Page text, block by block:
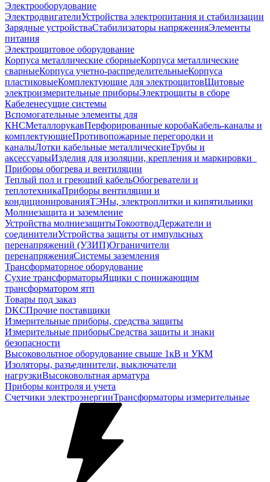
Электрооборудование
ЭлектродвигателиУстройства электропитания и стабилизации
Зарядные устройстваСтабилизаторы напряженияЭлементы
питания
Электрощитовое оборудование
Корпуса металлические сборныеКорпуса металлические
сварныеКорпуса учетно-распределительныеКорпуса
пластиковыеКомплектующие для электрощитовЩитовые
электроизмерительные приборыЭлектрощиты в сборе
Кабеленесущие системы
Вспомогательные элементы для
КНСМеталлорукавПерфорированные коробаКабель-каналы и
комплектующиеПротивопожарные перегородки и
каналыЛотки кабельные металлическиеТрубы и
аксессуарыИзделия для изоляции, крепления и маркировки
Приборы обогрева и вентиляции
Теплый пол и греющий кабельОбогреватели и
теплотехникаПриборы вентиляции и
кондиционированияТЭНы, электроплитки и кипятильники
Молниезащита и заземление
Устройства молниезащитыТокоотводДержатели и
соединителиУстройства защиты от импульсных
перенапряжений (УЗИП)Ограничители
перенапряженияСистемы заземления
Трансформаторное оборудование
Сухие трансформаторыЯщики с понижающим
трансформатором ятп
Товары под заказ
DKCПрочие поставщики
Измерительные приборы, средства защиты
Измерительные приборыСредства защиты и знаки
безопасности
Высоковольтное оборудование свыше 1кВ и УКМ
Изоляторы, разъединители, выключатели
нагрузкиВысоковольтная арматура
Приборы контроля и учета
Счетчики электроэнергииТрансформаторы измерительные